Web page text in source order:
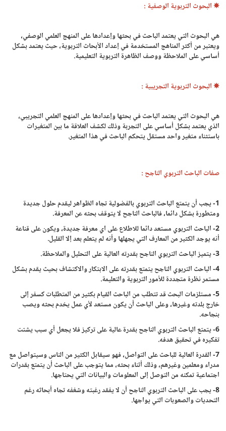
✵ البحوث التربوية الوصفية :
هي البحوث التي يعتمد الباحث في بحثها وإعدادها على المنهج العلمي الوصفي،
ويعتبر من أكثر المناهج المستخدمة في إعداد الأبحاث التربوية، حيث يعتمد بشكل
أساسي على الملاحظة ووصف الظاهرة التربوية التعليمية.
✵ البحوث التربوية التجريبية :
هي البحوث التي يعتمد الباحث في بحثها وإعدادها على المنهج العلمي التجريبي،
الذي يعتمد بشكل أساسي على التجربة وذلك لكشف العلاقة ما بين المتغيرات
باستثناء متغير واحد مستقل يتحكم الباحث في هذا المتغير.
صفات الباحث التربوي الناجح :
1- يجب أن يتمتع الباحث التربوي بالفضولية تجاه الظواهر ليقدم حلول جديدة
ومتطورة بشكل دائما، فالباحث الناجح لا يتوقف بحثه عن المعرفة.
2- الباحث التربوي مستعد دائما للاطلاع على اي معرفة جديدة، ويكون على قناعة
أنه يوجد الكثير من المعارف التي يجهلها وأنه لم يتعلم بعد إلا القليل.
3- يتميز الباحث التربوي الناجح بقدرته العالية على التحليل والملاحظة.
4- الباحث التربوي الناجح يتمتع بقدرته على الابتكار والاكتشاف بحيث يقدم بشكل
مستمر نظرة متجددة للأمور التربوية والتعليمة.
5- مستلزمات البحث قد تتطلب من الباحث القيام بكثير من المتطلبات كسفر إلى
خارج بلدته وغيرها، وعلى الباحث أن يكون مستعد لأي عمل يخدم بحثه ويصب
بنجاحه.
6- يتمتع الباحث التربوي الناجح بقدرة عالية على تركيز فلا يجعل أي سبب يشتت
تفكيره في تحقيق هدفه.
7- القدرة العالية للباحث على التواصل، فهو سيقابل الكثير من الناس وسيتواصل مع
مدراء ومعلمين وغيرهم، وذلك أثناء بحثه، مما يتوجب على الباحث أن يتمتع بقدرات
اجتماعية تمكنه من التوصل إلى المعلومات والبيانات التي يحتاجها.
8- يجب على الباحث التربوي الناجح أن لا يفقد رغبته وشغفه تجاه أبحاثه رغم
التحديات والصعوبات التي يواجها.